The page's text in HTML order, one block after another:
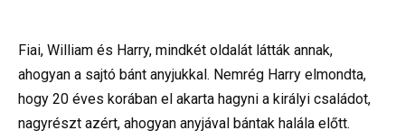
Fiai, William és Harry, mindkét oldalát látták annak,
ahogyan a sajtó bánt anyjukkal. Nemrég Harry elmondta,
hogy 20 éves korában el akarta hagyni a királyi családot,
nagyrészt azért, ahogyan anyjával bántak halála előtt.